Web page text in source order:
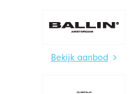
Bekijk aanbod